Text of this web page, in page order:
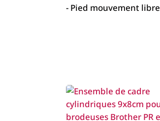
- Pied mouvement libre